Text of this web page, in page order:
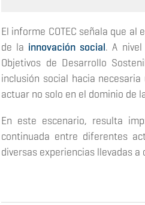
El informe COTEC señala que
de la innovación social. A
Objetivos de Desarrollo
inclusión social hacia necesaria
actuar no solo en el dominio de
En este escenario, resulta
continuada entre diferentes
diversas experiencias llevadas a